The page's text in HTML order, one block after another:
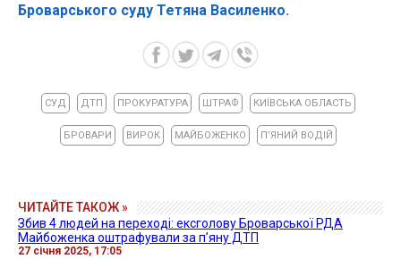
Броварського суду Тетяна Василенко.
СУД ДТП ПРОКУРАТУРА ШТРАФ КИЇВСЬКА ОБЛАСТЬ
БРОВАРИ ВИРОК МАЙБОЖЕНКО ПʼЯНИЙ ВОДІЙ
ЧИТАЙТЕ ТАКОЖ »
Збив 4 людей на переході: ексголову Броварської РДА
Майбоженка оштрафували за пʼяну ДТП
27 січня 2025, 17:05